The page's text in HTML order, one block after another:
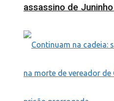
assassino de